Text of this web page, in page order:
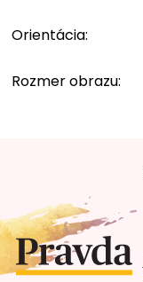
Orientácia:
Rozmer obrazu:
t
i
e